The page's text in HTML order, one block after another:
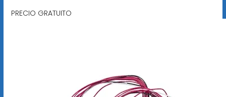
PRECIO GRATUITO